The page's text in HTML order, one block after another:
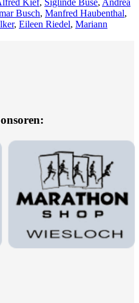
Busch, Manfred Haubenthal,
, Eileen Riedel, Mariann